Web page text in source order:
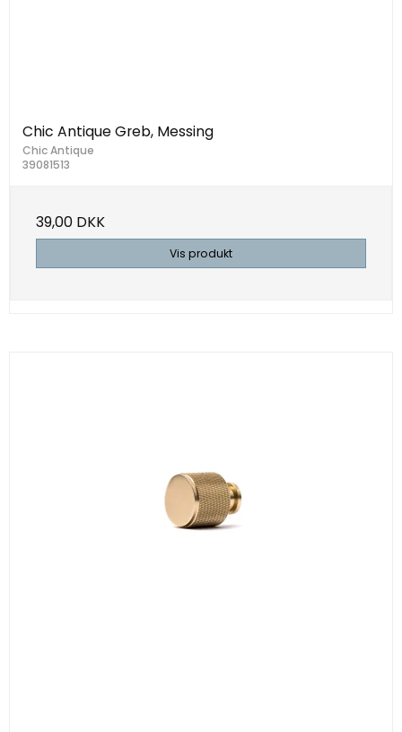
Chic Antique Greb, Messing
Chic Antique
39081513
39,00 DKK
Vis produkt